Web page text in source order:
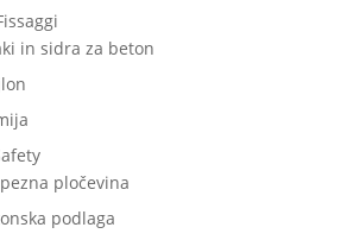
in sidra za beton
pločevina
podlaga